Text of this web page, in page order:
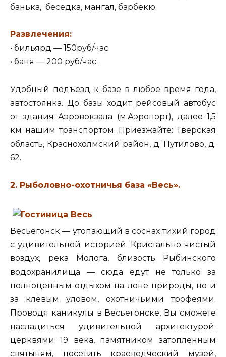
банька, беседка, мангал, барбекю.
Развлечения:
• бильярд — 150руб/час
• баня — 200 руб/час.
Удобный подъезд к базе в любое время года,
автостоянка. До базы ходит рейсовый автобус
от здания Аэровокзала (м.Аэропорт), далее 1,5
км нашим транспортом. Приезжайте: Тверская
область, Краснохолмский район, д. Путилово, д.
62.
2. Рыболовно-охотничья база «Весь».
Весьегонск — утопающий в соснах тихий город
с удивительной историей. Кристально чистый
воздух, река Молога, близость Рыбинского
водохранилища — сюда едут не только за
полноценным отдыхом на лоне природы, но и
за клёвым уловом, охотничьими трофеями.
Проводя каникулы в Весьегонске, Вы сможете
насладиться удивительной архитектурой:
церквями 19 века, памятником затопленным
святыням, посетить краеведческий музей,